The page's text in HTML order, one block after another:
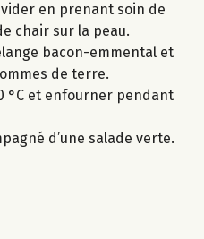
en prenant soin de
chair sur la peau.
bacon-emmental et
de terre.
°C et enfourner pendant
d’une salade verte.